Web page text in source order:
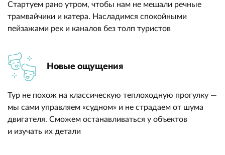
Стартуем рано утром, чтобы нам не мешали речные
трамвайчики и катера. Насладимся спокойными
пейзажами рек и каналов без толп туристов
Новые ощущения
Тур не похож на классическую теплоходную прогулку —
мы сами управляем «судном» и не страдаем от шума
двигателя. Сможем останавливаться у объектов
и изучать их детали